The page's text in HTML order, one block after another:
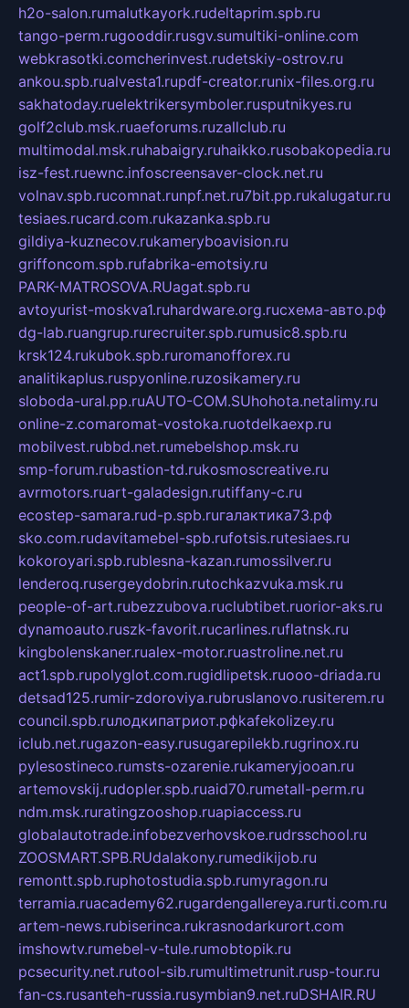
h2o-salon.rumalutkayork.rudeltaprim.spb.ru
tango-perm.rugooddir.rusgv.sumultiki-online.com
webkrasotki.comcherinvest.rudetskiy-ostrov.ru
ankou.spb.rualvesta1.rupdf-creator.runix-files.org.ru
sakhatoday.ruelektrikersymboler.rusputnikyes.ru
golf2club.msk.ruaeforums.ruzallclub.ru
multimodal.msk.ruhabaigry.ruhaikko.rusobakopedia.ru
isz-fest.ruewnc.infoscreensaver-clock.net.ru
volnav.spb.rucomnat.runpf.net.ru7bit.pp.rukalugatur.ru
tesiaes.rucard.com.rukazanka.spb.ru
gildiya-kuznecov.rukameryboavision.ru
griffoncom.spb.rufabrika-emotsiy.ru
PARK-MATROSOVA.RUagat.spb.ru
avtoyurist-moskva1.ruhardware.org.ruсхема-авто.рф
dg-lab.ruangrup.rurecruiter.spb.rumusic8.spb.ru
krsk124.rukubok.spb.ruromanofforex.ru
analitikaplus.ruspyonline.ruzosikamery.ru
sloboda-ural.pp.ruAUTO-COM.SUhohota.netalimy.ru
online-z.comaromat-vostoka.ruotdelkaexp.ru
mobilvest.rubbd.net.rumebelshop.msk.ru
smp-forum.rubastion-td.rukosmoscreative.ru
avrmotors.ruart-galadesign.rutiffany-c.ru
ecostep-samara.rud-p.spb.ruгалактика73.рф
sko.com.rudavitamebel-spb.rufotsis.rutesiaes.ru
kokoroyari.spb.rublesna-kazan.rumossilver.ru
lenderoq.rusergeydobrin.rutochkazvuka.msk.ru
people-of-art.rubezzubova.ruclubtibet.ruorior-aks.ru
dynamoauto.ruszk-favorit.rucarlines.ruflatnsk.ru
kingbolenskaner.rualex-motor.ruastroline.net.ru
act1.spb.rupolyglot.com.rugidlipetsk.ruooo-driada.ru
detsad125.rumir-zdoroviya.rubruslanovo.rusiterem.ru
council.spb.ruлодкипатриот.рфkafekolizey.ru
iclub.net.rugazon-easy.rusugarepilekb.rugrinox.ru
pylesostineco.rumsts-ozarenie.rukameryjooan.ru
artemovskij.rudopler.spb.ruaid70.rumetall-perm.ru
ndm.msk.ruratingzooshop.ruapiaccess.ru
globalautotrade.infobezverhovskoe.rudrsschool.ru
ZOOSMART.SPB.RUdalakony.rumedikijob.ru
remontt.spb.ruphotostudia.spb.rumyragon.ru
terramia.ruacademy62.rugardengallereya.rurti.com.ru
artem-news.rubiserinca.rukrasnodarkurort.com
imshowtv.rumebel-v-tule.rumobtopik.ru
pcsecurity.net.rutool-sib.rumultimetrunit.rusp-tour.ru
fan-cs.rusanteh-russia.rusymbian9.net.ruDSHAIR.RU